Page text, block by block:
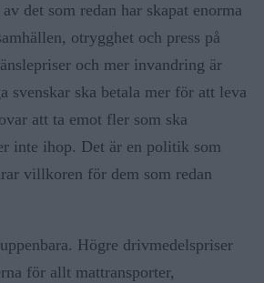
det som redan har skapat enorma
otrygghet och press på
och mer invandring är
svenskar ska betala mer för att leva
att ta emot fler som ska
inte ihop. Det är en politik som
villkoren för dem som redan
Högre drivmedelspriser
för allt mattransporter,